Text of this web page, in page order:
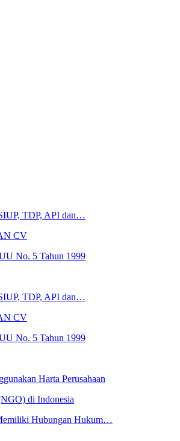
TDP, API dan…
CV
No. 5 Tahun 1999
TDP, API dan…
CV
No. 5 Tahun 1999
Harta Perusahaan
di Indonesia
Hubungan Hukum…